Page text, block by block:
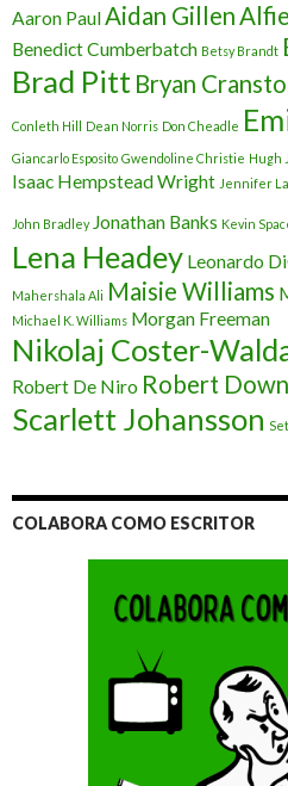
Aaron PaulAidan Gillen
Benedict Cumberbatch Betsy Brandt
Brad Pitt Bryan
Conleth Hill Dean Norris Don Cheadle
Giancarlo Esposito Gwendoline Christie Hugh
Isaac Hempstead Wright Jennifer
John Bradley Jonathan Banks Kevin
Lena Headey Leonardo
Mahershala Ali Maisie Williams
Michael K. Williams Morgan Freeman
Nikolaj Coster-
Robert De Niro Robert
Scarlett Johansson
COLABORA COMO ESCRITOR